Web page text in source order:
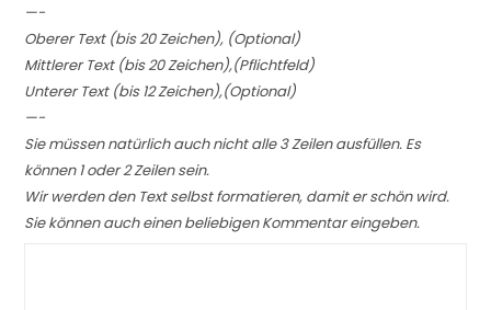
—-
Oberer Text (bis 20 Zeichen), (Optional)
Mittlerer Text (bis 20 Zeichen),(Pflichtfeld)
Unterer Text (bis 12 Zeichen),(Optional)
—-
Sie müssen natürlich auch nicht alle 3 Zeilen ausfüllen. Es
können 1 oder 2 Zeilen sein.
Wir werden den Text selbst formatieren, damit er schön wird.
Sie können auch einen beliebigen Kommentar eingeben.